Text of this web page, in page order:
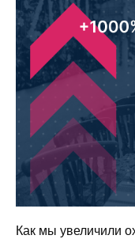
Как мы увеличили